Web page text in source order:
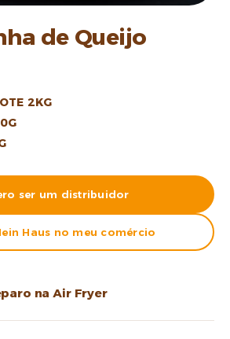
na Air Fryer
de Queijo
2KG
ser um distribuidor
Haus no meu comércio